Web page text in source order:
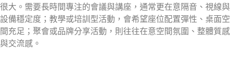
很大。需要長時間專注的會議與講座，通常更在意隔音、視線與
設備穩定度；教學或培訓型活動，會希望座位配置彈性、桌面空
間充足；聚會或品牌分享活動，則往往在意空間氛圍、整體質感
與交流感。